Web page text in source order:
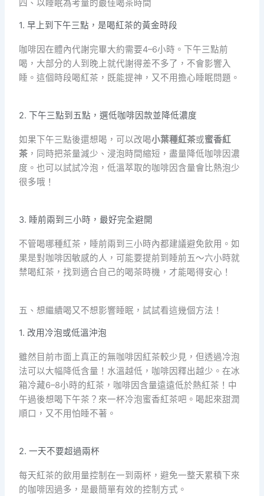
四、以睡眠為考量的最佳喝茶時間
1. 早上到下午三點，是喝紅茶的黃金時段
咖啡因在體內代謝完畢大約需要4–6小時。下午三點前
喝，大部分的人到晚上就代謝得差不多了，不會影響入
睡。這個時段喝紅茶，既能提神，又不用擔心睡眠問題。
2. 下午三點到五點，選低咖啡因款並降低濃度
如果下午三點後還想喝，可以改喝小葉種紅茶或蜜香紅
茶 ，同時把茶量減少、浸泡時間縮短，盡量降低咖啡因濃
度。也可以試試冷泡，低溫萃取的咖啡因含量會比熱泡少
很多哦！
3. 睡前兩到三小時，最好完全避開
不管喝哪種紅茶，睡前兩到三小時內都建議避免飲用。如
果是對咖啡因敏感的人，可能要提前到睡前五～六小時就
禁喝紅茶，找到適合自己的喝茶時機，才能喝得安心！
五、想繼續喝又不想影響睡眠，試試看這幾個方法！
1. 改用冷泡或低溫沖泡
雖然目前市面上真正的無咖啡因紅茶較少見，但透過冷泡
法可以大幅降低含量！水溫越低，咖啡因釋出越少。在冰
箱冷藏6–8小時的紅茶，咖啡因含量遠遠低於熱紅茶！中
午過後想喝下午茶？來一杯冷泡蜜香紅茶吧。喝起來甜潤
順口，又不用怕睡不著。
2. 一天不要超過兩杯
每天紅茶的飲用量控制在一到兩杯，避免一整天累積下來
的咖啡因過多，是最簡單有效的控制方式。